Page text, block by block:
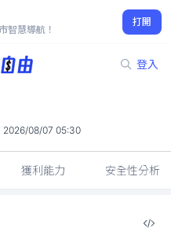
智慧導航！
打開
登入
2026/08/07 05:30
獲利能力 安全性分析